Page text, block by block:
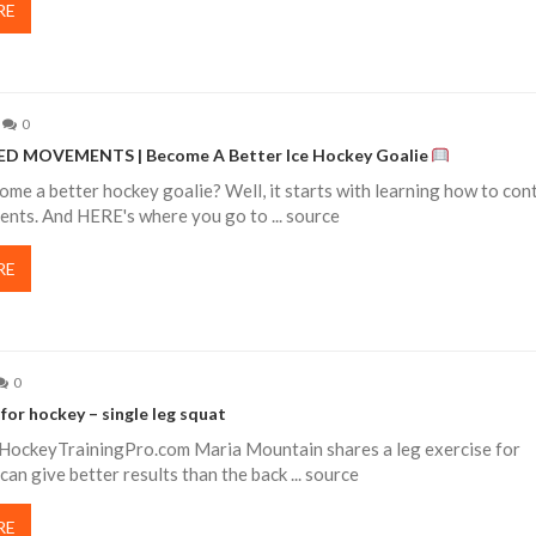
0
MOVEMENTS | Become A Better Ice Hockey Goalie
a better hockey goalie? Well, it starts with learning how to
And HERE's where you go to ... source
0
hockey – single leg squat
Maria Mountain shares a leg exercise for
give better results than the back ... source